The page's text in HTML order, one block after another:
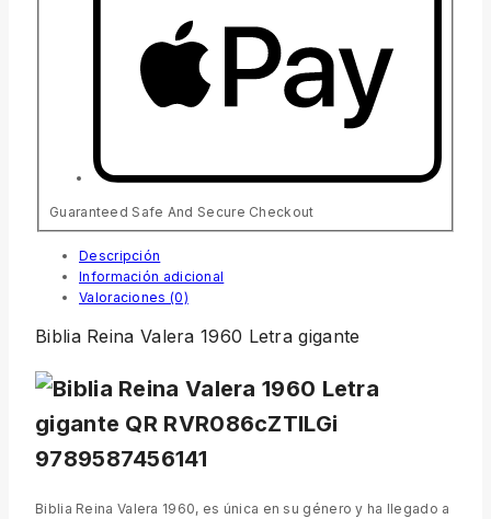
Guaranteed Safe And Secure Checkout
Descripción
Información adicional
Valoraciones (0)
Biblia Reina Valera 1960 Letra gigante
Biblia Reina Valera 1960, es única en su género y ha llegado a